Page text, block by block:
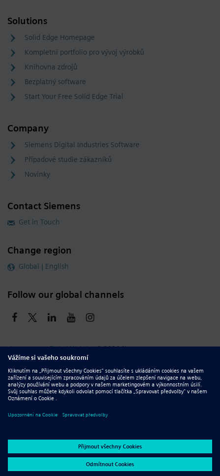
Solutions
Solid Edge Homepage
Kompletní portfolio pro vývoj výrobků
Knihovna zdrojů
Bezplatný software
Start Your Free Solid Edge Trial
Company
Siemens Digital Industries Software
Případové studie zákazníků
Novinky
Contact Siemens
Get in Touch
Change region
Global | English
Follow our global channels
siemens.com Global Website © 2026 Siemens
Whistleblowing
Corporate Information
DMCA
Privacy Notice
Terms of Use
Digital ID Report Piracy